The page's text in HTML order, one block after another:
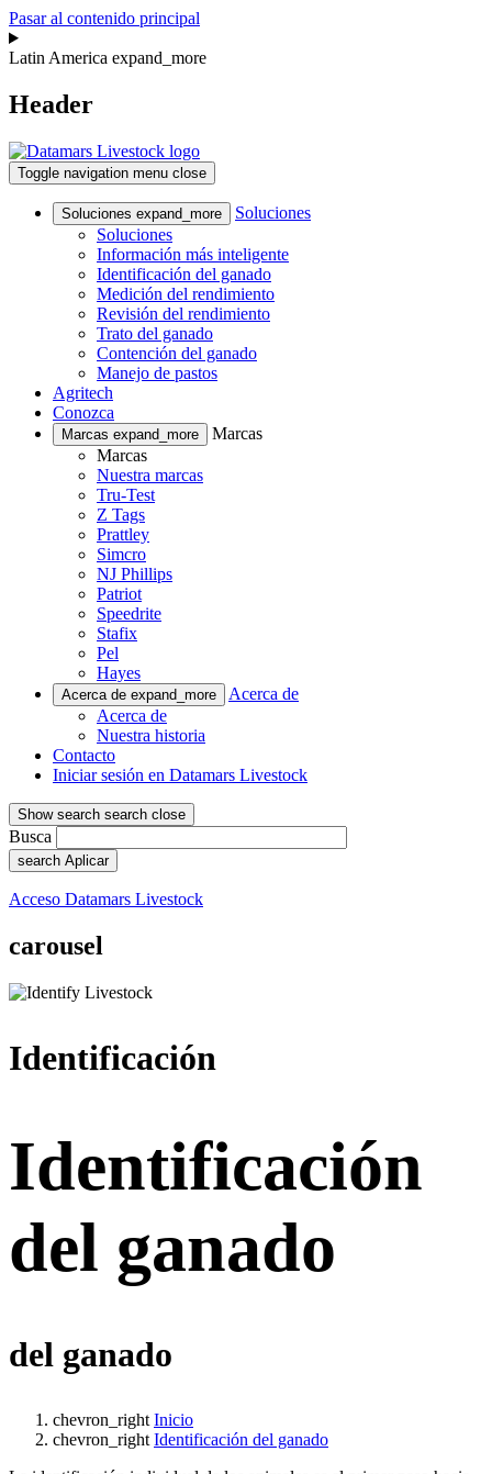
Pasar al contenido principal
Latin America expand_more
Header
Toggle navigation menu close
Soluciones expand_more
Soluciones
Soluciones
Información más inteligente
Identificación del ganado
Medición del rendimiento
Revisión del rendimiento
Trato del ganado
Contención del ganado
Manejo de pastos
Agritech
Conozca
Marcas expand_more
Marcas
Marcas
Nuestra marcas
Tru-Test
Z Tags
Prattley
Simcro
NJ Phillips
Patriot
Speedrite
Stafix
Pel
Hayes
Acerca de expand_more
Acerca de
Acerca de
Nuestra historia
Contacto
Iniciar sesión en Datamars Livestock
Show search search close
Busca
search Aplicar
Acceso Datamars Livestock
carousel
Identificación
Identificación
del ganado
del ganado
chevron_right Inicio
chevron_right Identificación del ganado